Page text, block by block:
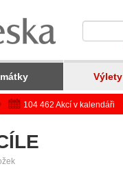
Výlety
104 462 Akcí v kalendáři